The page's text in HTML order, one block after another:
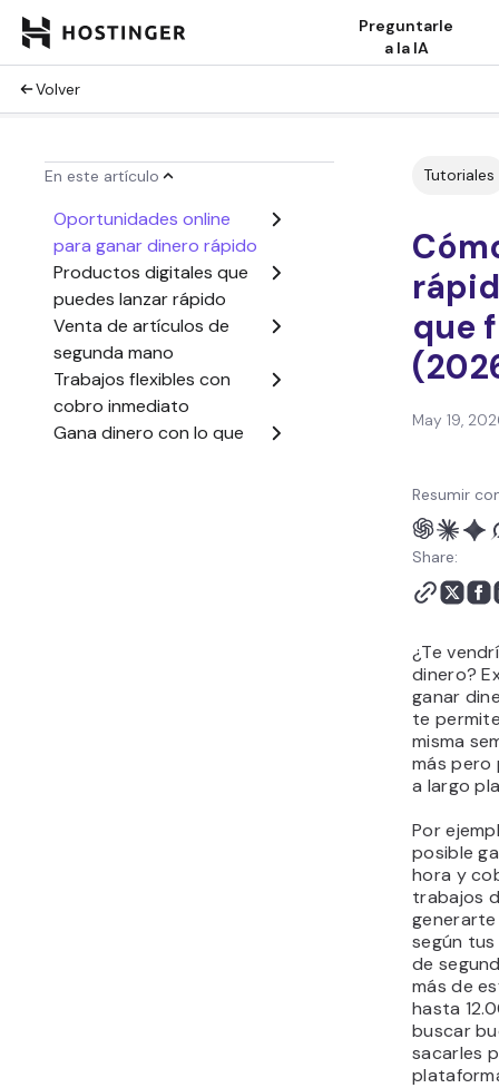
Preguntarle
a la IA
Volver
En este artículo
Oportunidades online
para ganar dinero rápido
Productos digitales que
puedes lanzar rápido
Venta de artículos de
segunda mano
Trabajos flexibles con
cobro inmediato
Gana dinero con lo que
Tutoriales
que
May 19,
Resumir
Share:
¿Te
dinero?
ganar
te
misma
más pero
a largo
Por
posible
hora y
trabajos
generarte
según
de
más de
hasta
buscar
sacarles